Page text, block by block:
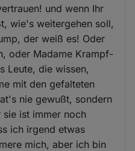
und wenn Ihr
wie's weitergehen soll,
der weiß es! Oder
oder Madame Krampf-
Leute, die wissen,
mit den gefalteten
nie gewußt, sondern
sie ist immer noch
ich irgend etwas
mich, aber ich bin